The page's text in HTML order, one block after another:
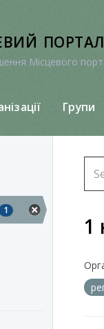
Місцевого
Групи
1
1